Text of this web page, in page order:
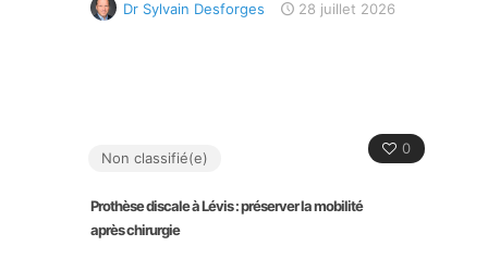
Dr Sylvain Desforges 28 juillet 2026
0
Non classifié(e)
Prothèse discale à Lévis : préserver la mobilité
après chirurgie